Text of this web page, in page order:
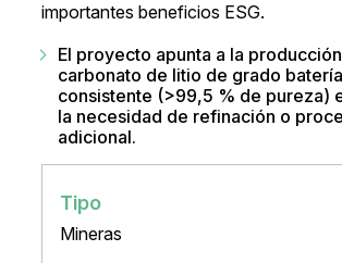
importantes beneficios ESG.
El proyecto apunta a la
carbonato de litio de grado batería
consistente (>99,5 % de pureza)
la necesidad de refinación o
adicional.
Tipo
Mineras